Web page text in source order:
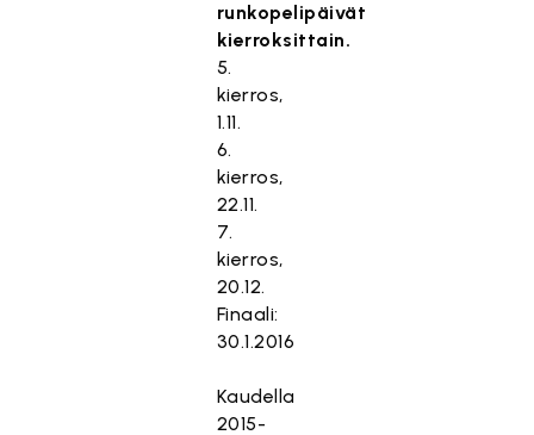
runkopelipäivät
kierroksittain.
5.
kierros,
1.11.
6.
kierros,
22.11.
7.
kierros,
20.12.
Finaali:
30.1.2016
Kaudella
2015-